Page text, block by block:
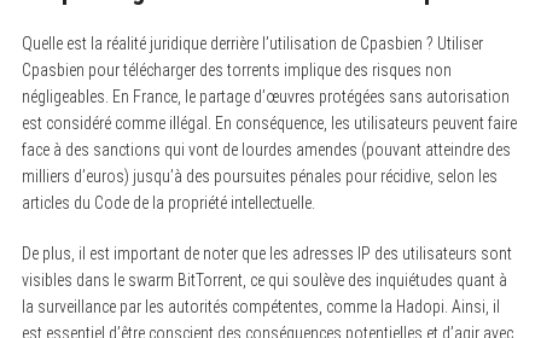
Quelle est la réalité juridique derrière l’utilisation de Cpasbien ? Utiliser
Cpasbien pour télécharger des torrents implique des risques non
négligeables. En France, le partage d’œuvres protégées sans autorisation
est considéré comme illégal. En conséquence, les utilisateurs peuvent faire
face à des sanctions qui vont de lourdes amendes (pouvant atteindre des
milliers d’euros) jusqu’à des poursuites pénales pour récidive, selon les
articles du Code de la propriété intellectuelle.
De plus, il est important de noter que les adresses IP des utilisateurs sont
visibles dans le swarm BitTorrent, ce qui soulève des inquiétudes quant à
la surveillance par les autorités compétentes, comme la Hadopi. Ainsi, il
est essentiel d’être conscient des conséquences potentielles et d’agir avec